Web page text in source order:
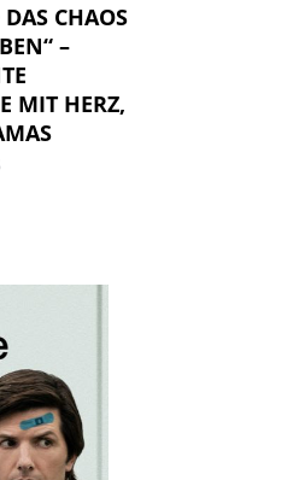
CHAOS
–
MIT HERZ,